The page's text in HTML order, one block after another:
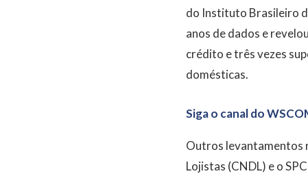
do Instituto Brasileiro
anos de dados e
crédito e três vezes
domésticas.
Siga o canal do
Outros levantamentos
Lojistas (CNDL) e o